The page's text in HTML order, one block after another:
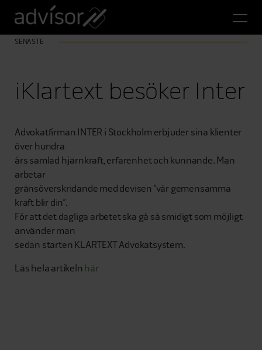
SENASTE
iKlartext besöker Inter
Advokatfirman INTER i Stockholm erbjuder sina klienter
över hundra
års samlad hjärnkraft, erfarenhet och kunnande. Man
arbetar
gränsöverskridande med devisen ”vår gemensamma
kraft blir din”.
För att det dagliga arbetet ska gå så smidigt som möjligt
använder man
sedan starten KLARTEXT Advokatsystem.
Läs hela artikeln här